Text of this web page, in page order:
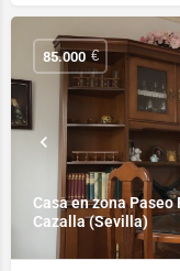
Casa en zona
Cazalla (Sevilla)
85.000 €